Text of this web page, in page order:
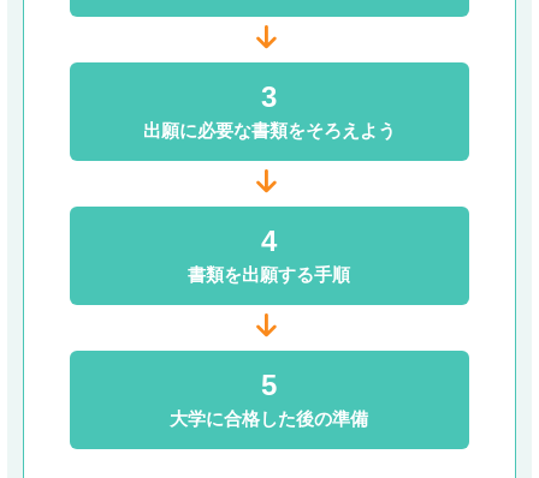
3
出願に必要な書類をそろえよう
4
書類を出願する手順
5
大学に合格した後の準備